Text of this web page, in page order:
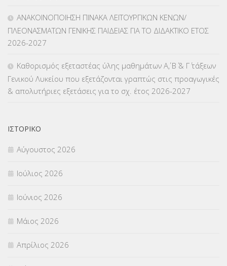
ΜΕΤΑΘΕΣΕΙΣ-ΤΟΠΟΘΕΤΗΣΕΙΣ ΒΕΛΤΙΩΣΕΙΣ(319)
ΜΕΤΑΦΟΡΑ ΜΑΘΗΤΩΝ(3)
ΟΙΚΟΝΟΜΙΚΑ ΘΕΜΑΤΑ
Π.Ε.Κ. ΗΡΑΚΛΕΙΟΥ
ΠΑΝΕΛΛΑΔΙΚΕΣ ΕΞΕΤΑΣΕΙΣ
ΠΡΟΚΗΡΥΞΕΙΣ
ΣΕΜΙΝΑΡΙΑ – ΗΜΕΡΙΔΕΣ
ΣΕΠ(50)
ΑΝΑΚΟΙΝΟΠΟΙΗΣΗ ΠΙΝΑΚΑ ΛΕΙΤΟΥΡΓΙΚΩΝ ΚΕΝΩΝ/
ΠΛΕΟΝΑΣΜΑΤΩΝ ΓΕΝΙΚΗΣ ΠΑΙΔΕΙΑΣ ΓΙΑ ΤΟ ΔΙΔΑΚΤΙΚΟ ΕΤΟΣ
2026-2027
Καθορισμός εξεταστέας ύλης μαθημάτων Α΄, Β΄ & Γ΄ τάξεων
Γενικού Λυκείου που εξετάζονται γραπτώς στις προαγωγικές
& απολυτήριες εξετάσεις για το σχ. έτος 2026-2027
ΙΣΤΟΡΙΚΌ
Αύγουστος 2026
Ιούλιος 2026
Ιούνιος 2026
Μάιος 2026
Απρίλιος 2026